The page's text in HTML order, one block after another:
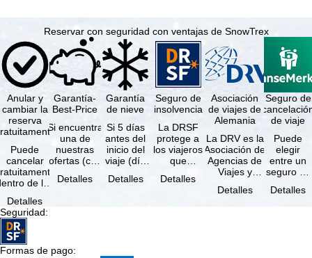
Reservar con seguridad con ventajas de SnowTrex
Anular y
cambiar la
reserva
Puede
cancelar
de los
a
reserva, …
Detalles
Garantía-
Best-Price
Si encuentra
una de
nuestras
ofertas (con
prestaciones
Detalles
Garantía
de nieve
Si 5 días
antes del
inicio del
viaje (día
ninguna de
Detalles
Seguro de
insolvencia
La DRSF
protege a
los viajeros
que
viaje
Detalles
Asociación
de viajes de
Alemania
La DRV es la
Asociación de
Agencias de
Viajes y
más grande
Detalles
Seguro de
de viaje
Puede
elegir
entre un
seguro de
de viaje
Detalles
Seguridad:
Formas de pago: